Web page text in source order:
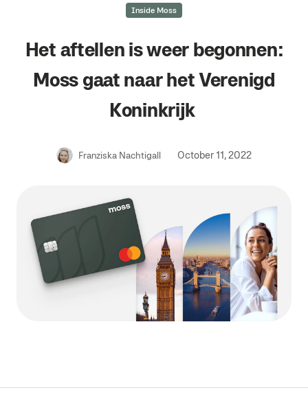
Inside Moss
Het aftellen is weer begonnen:
Moss gaat naar het Verenigd
Koninkrijk
Franziska Nachtigall October 11, 2022